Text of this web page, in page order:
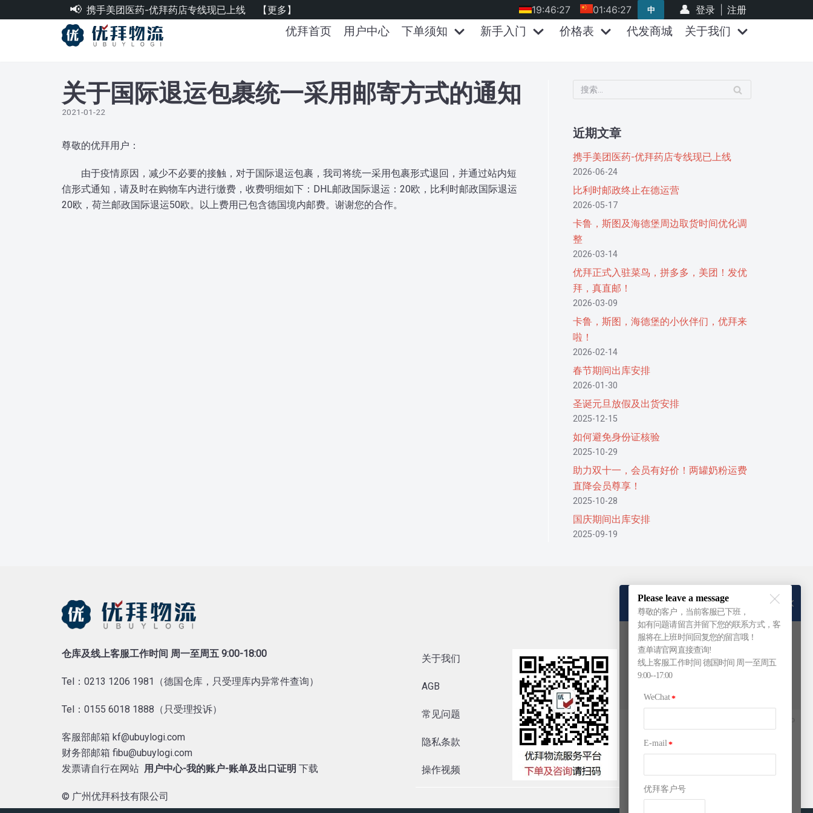
优拜首页 用户中心 下单须知 新手入门 价格表 代发商城 关于我们
携手美团医药-优拜药店专线现已上线 【更多】 注册
登录
中
01:46:27
19:46:27
关于国际退运包裹统一采用邮寄方式的通知
2021-01-22
尊敬的优拜用户：
由于疫情原因，减少不必要的接触，对于国际退运包裹，我司将统一采用包裹形式退回，并通过站内短
信形式通知，请及时在购物车内进行缴费，收费明细如下：DHL邮政国际退运：20欧，比利时邮政国际退运
20欧，荷兰邮政国际退运50欧。以上费用已包含德国境内邮费。谢谢您的合作。
近期文章
携手美团医药-优拜药店专线现已上线
2026-06-24
比利时邮政终止在德运营
2026-05-17
卡鲁，斯图及海德堡周边取货时间优化调
整
2026-03-14
优拜正式入驻菜鸟，拼多多，美团！发优
拜，真直邮！
2026-03-09
卡鲁，斯图，海德堡的小伙伴们，优拜来
啦！
2026-02-14
春节期间出库安排
2026-01-30
圣诞元旦放假及出货安排
2025-12-15
如何避免身份证核验
2025-10-29
助力双十一，会员有好价！两罐奶粉运费
直降会员尊享！
2025-10-28
国庆期间出库安排
2025-09-19
仓库及线上客服工作时间 周一至周五 9:00-18:00
Tel：0213 1206 1981（德国仓库，只受理库内异常件查询）
Tel：0155 6018 1888（只受理投诉）
客服部邮箱 kf@ubuylogi.com
财务部邮箱 fibu@ubuylogi.com
发票请自行在网站 用户中心-我的账户-账单及出口证明 下载
© 广州优拜科技有限公司
关于我们
AGB
常见问题
隐私条款
操作视频